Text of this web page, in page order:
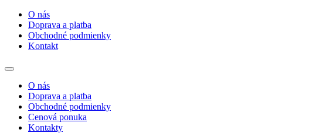
O nás
Doprava a platba
Obchodné podmienky
Kontakt
Toggle
navigationO nás
Doprava a platba
Obchodné podmienky
Cenová ponuka
Kontakty